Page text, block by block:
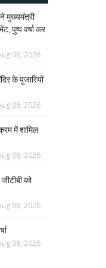
मुख्यमंत्री
पुष्प वर्षा कर
08, 2026
के पुजारियों
08, 2026
में शामिल
08, 2026
को
08, 2026
08, 2026